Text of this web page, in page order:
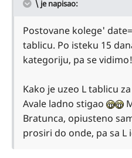
\ je napisao:
Postovane kolege'
tablicu. Po isteku 15
kategoriju, pa se
Kako je uzeo L tablicu
Avale ladno stigao
Bratunca, opiusteno
prosiri do onde, pa sa L